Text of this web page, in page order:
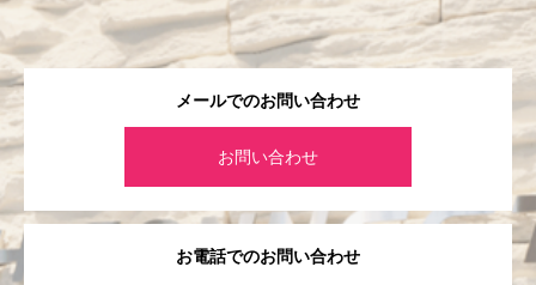
メールでのお問い合わせ
お問い合わせ
お電話でのお問い合わせ